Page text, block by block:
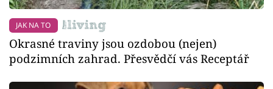
JAK NA TO
Okrasné traviny jsou ozdobou (nejen)
podzimních zahrad. Přesvědčí vás Receptář